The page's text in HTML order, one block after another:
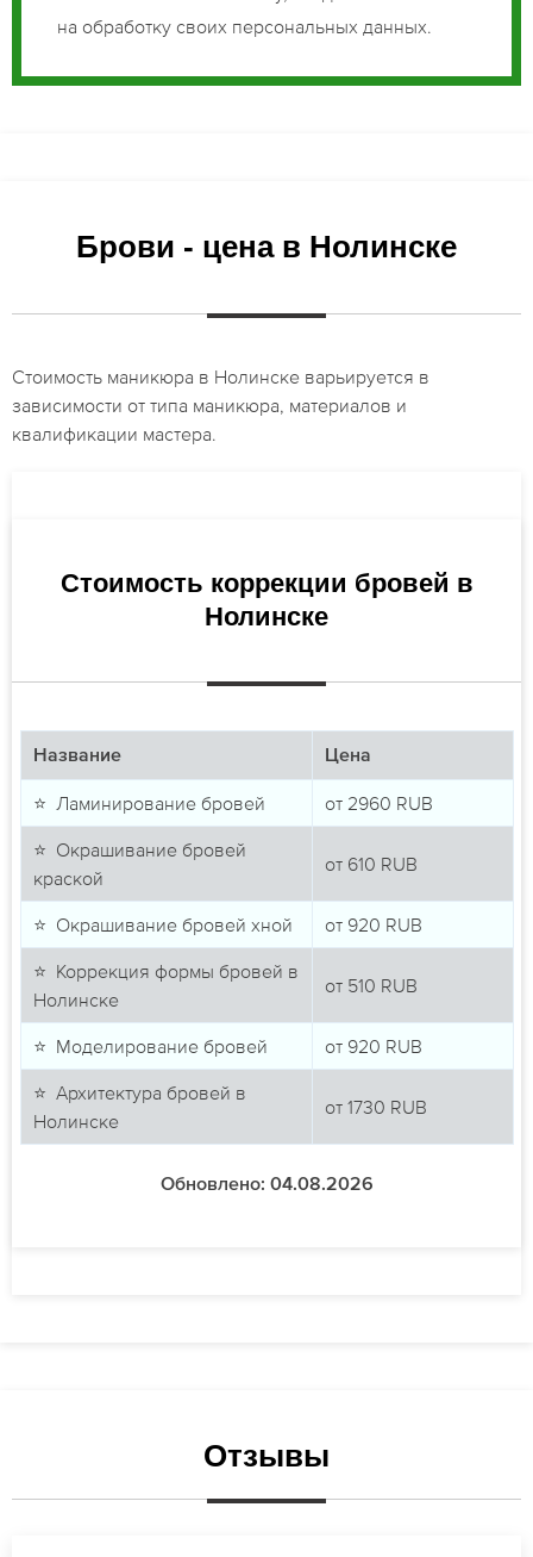
на обработку своих персональных данных.
Брови - цена в Нолинске
Стоимость маникюра в Нолинске варьируется в
зависимости от типа маникюра, материалов и
квалификации мастера.
Стоимость коррекции бровей в
Нолинске
Название Цена
⭐ Ламинирование бровей от 2960 RUB
⭐ Окрашивание бровей
краской
от 610 RUB
⭐ Окрашивание бровей хной от 920 RUB
⭐ Коррекция формы бровей в
Нолинске
от 510 RUB
⭐ Моделирование бровей от 920 RUB
⭐ Архитектура бровей в
Нолинске
от 1730 RUB
Обновлено: 04.08.2026
Отзывы